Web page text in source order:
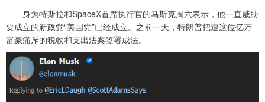
身为特斯拉和SpaceX首席执行官的马斯克周六表示，他一直威胁
要成立的新政党“美国党”已经成立。之前一天，特朗普把遭这位亿万
富豪痛斥的税收和支出法案签署成法。